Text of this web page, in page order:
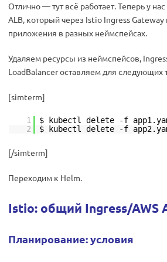
Отлично — тут всё работает. Теперь у
ALB, который через Istio Ingress
приложения в разных неймспейсах.
Удаляем ресурсы из неймспейсов,
LoadBalancer оставляем для следующих
[simterm]
1
$ kubectl delete -f
2
$ kubectl delete -f
[/simterm]
Переходим к Helm.
Istio: общий Ingress/AWS
Планирование: условия